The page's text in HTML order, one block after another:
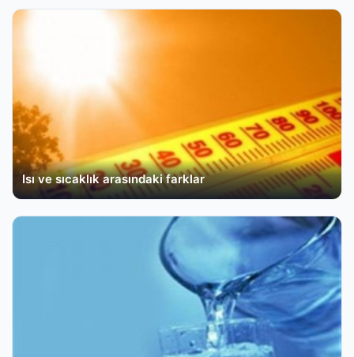
Isı ve sıcaklık arasındaki farklar